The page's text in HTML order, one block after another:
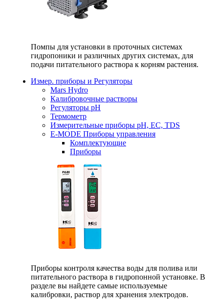
Помпы для установки в проточных системах
гидропоники и различных других системах, для
подачи питательного раствора к корням растения.
Измер. приборы и Регуляторы
Mars Hydro
Калибровочные растворы
Регуляторы рН
Термометр
Измерительные приборы pH, EC, TDS
E-MODE Приборы управления
Комплектующие
Приборы
Приборы контроля качества воды для полива или
питательного раствора в гидропонной установке. В
разделе вы найдете самые используемые
калибровки, раствор для хранения электродов.